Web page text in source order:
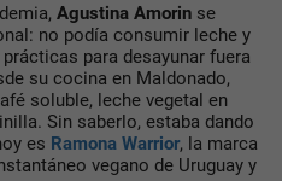
Agustina Amorin se
no podía consumir leche y
para desayunar fuera
su cocina en Maldonado,
soluble, leche vegetal en
Sin saberlo, estaba dando
es Ramona Warrior, la marca
vegano de Uruguay y